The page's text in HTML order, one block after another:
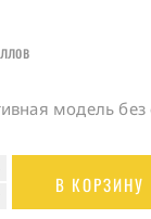
модель
В КОРЗИНУ